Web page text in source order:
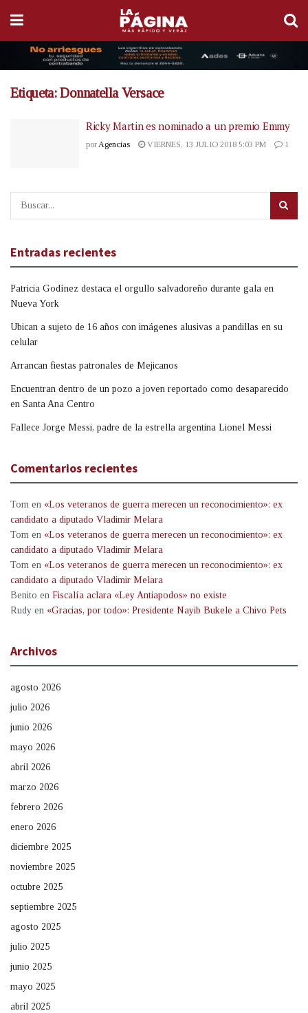
Etiqueta:Donnatella Versace
Ricky Martin es nominado a un premio Emmy
por Agencias VIERNES, 13 JULIO 2018 5:03 PM 1
Entradas recientes
Patricia Godínez destaca el orgullo salvadoreño durante gala en
Nueva York
Ubican a sujeto de 16 años con imágenes alusivas a pandillas en su
celular
Arrancan fiestas patronales de Mejicanos
Encuentran dentro de un pozo a joven reportado como desaparecido
en Santa Ana Centro
Fallece Jorge Messi, padre de la estrella argentina Lionel Messi
Comentarios recientes
Tom en «Los veteranos de guerra merecen un reconocimiento»: ex
candidato a diputado Vladimir Melara
Tom en «Los veteranos de guerra merecen un reconocimiento»: ex
candidato a diputado Vladimir Melara
Tom en «Los veteranos de guerra merecen un reconocimiento»: ex
candidato a diputado Vladimir Melara
Benito en Fiscalía aclara «Ley Antiapodos» no existe
Rudy en «Gracias, por todo»: Presidente Nayib Bukele a Chivo Pets
Archivos
agosto 2026
julio 2026
junio 2026
mayo 2026
abril 2026
marzo 2026
febrero 2026
enero 2026
diciembre 2025
noviembre 2025
octubre 2025
septiembre 2025
agosto 2025
julio 2025
junio 2025
mayo 2025
abril 2025